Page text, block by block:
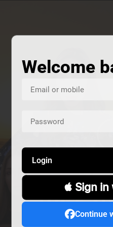
Welcome
Login
 Sign in
Continue
خانم